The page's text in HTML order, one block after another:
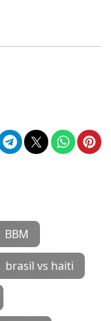
BBM
brasil vs haiti